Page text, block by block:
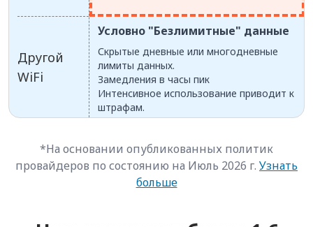
Другой
WiFi
Условно "Безлимитные" данные
Скрытые дневные или многодневные
лимиты данных.
Замедления в часы пик
Интенсивное использование приводит к
штрафам.
*На основании опубликованных политик
провайдеров по состоянию на Июль 2026 г. Узнать
больше